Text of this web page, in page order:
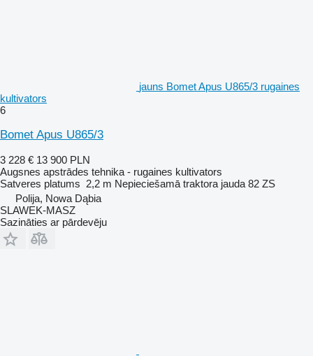
jauns Bomet Apus U865/3 rugaines
kultivators
6
Bomet Apus U865/3
3 228 € 13 900 PLN
Augsnes apstrādes tehnika - rugaines kultivators
Satveres platums 2,2 m Nepieciešamā traktora jauda 82 ZS
Polija, Nowa Dąbia
SLAWEK-MASZ
Sazināties ar pārdevēju